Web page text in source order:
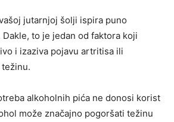
jutarnjoj šolji ispira puno
to je jedan od faktora koji
i izaziva pojavu artritisa ili
alkoholnih pića ne donosi korist
može značajno pogoršati težinu